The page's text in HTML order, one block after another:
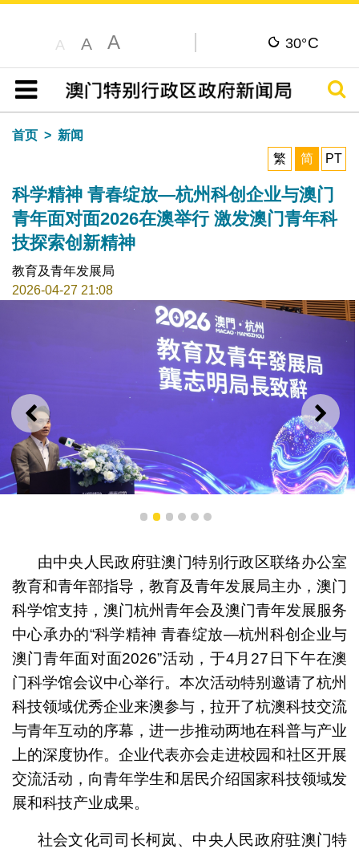
A A A 30°C
目录
搜寻
首页
新闻
繁
简 PT
科学精神 青春绽放—杭州科创企业与澳门
青年面对面2026在澳举行 激发澳门青年科
技探索创新精神
教育及青年发展局
2026-04-27 21:08
上一则 下一
龚志明局长致词
1 2 3 4 5 6
由中央人民政府驻澳门特别行政区联络办公室
教育和青年部指导，教育及青年发展局主办，澳门
科学馆支持，澳门杭州青年会及澳门青年发展服务
中心承办的“科学精神 青春绽放—杭州科创企业与
澳门青年面对面2026”活动，于4月27日下午在澳
门科学馆会议中心举行。本次活动特别邀请了杭州
科技领域优秀企业来澳参与，拉开了杭澳科技交流
与青年互动的序幕，进一步推动两地在科普与产业
上的深度协作。企业代表亦会走进校园和社区开展
交流活动，向青年学生和居民介绍国家科技领域发
展和科技产业成果。
社会文化司司长柯岚、中央人民政府驻澳门特